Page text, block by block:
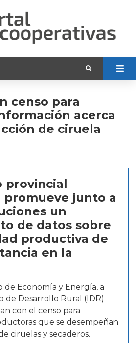
censo para
acerca
de ciruela
provincial
promueve junto a
un
de datos sobre
productiva de
en la
de Economía y Energía, a
de Desarrollo Rural (IDR)
con el censo para
que se desempeñan
ciruelas y secaderos.